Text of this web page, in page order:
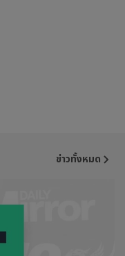
ข่าวทั้งหมด